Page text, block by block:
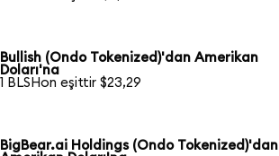
Bullish (Ondo Tokenized)'dan Amerikan
Doları'na
1 BLSHon eşittir $23,29
BigBear.ai Holdings (Ondo Tokenized)'dan